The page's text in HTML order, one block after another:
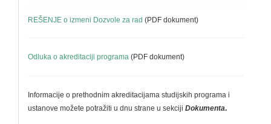
REŠENJE o izmeni Dozvole za rad (PDF dokument)
Odluka o akreditaciji programa (PDF dokument)
Informacije o prethodnim akreditacijama studijskih programa i
ustanove možete potražiti u dnu strane u sekciji Dokumenta.